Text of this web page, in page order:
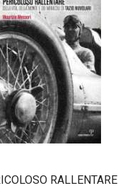
RALLENTARE